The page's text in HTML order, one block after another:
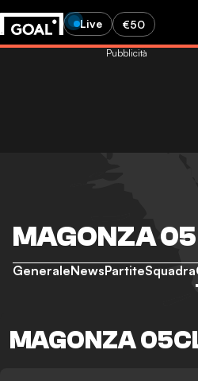
Live €50
Pubblicità
MAGONZA 05
GeneraleNewsPartiteSquadra
MAGONZA